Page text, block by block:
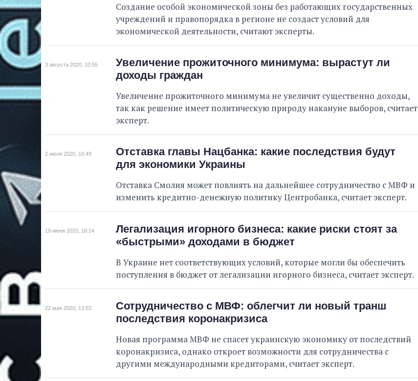
Создание особой экономической зоны без работающих государственных
учреждений и правопорядка в регионе не создаст условий для
экономической деятельности, считают эксперты.
3 августа 2020, 10:55
Увеличение прожиточного минимума: вырастут ли
доходы граждан
Увеличение прожиточного минимума не увеличит существенно доходы,
так как решение имеет политическую природу накануне выборов, считает
эксперт.
2 июля 2020, 10:49
Отставка главы Нацбанка: какие последствия будут
для экономики Украины
Отставка Смолия может повлиять на дальнейшее сотрудничество с МВФ и
изменить кредитно-денежную политику Центробанка, считает эксперт.
19 июня 2020, 18:14
Легализация игорного бизнеса: какие риски стоят за
«быстрыми» доходами в бюджет
В Украине нет соответствующих условий, которые могли бы обеспечить
поступления в бюджет от легализации игорного бизнеса, считает эксперт.
22 мая 2020, 13:53
Сотрудничество с МВФ: облегчит ли новый транш
последствия коронакризиса
Новая программа МВФ не спасет украинскую экономику от последствий
коронакризиса, однако откроет возможности для сотрудничества с
другими международными кредиторами, считает эксперт.